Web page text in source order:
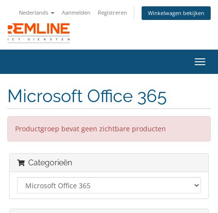
Nederlands Aanmelden Registreren Winkelwagen bekijken
in-/
Microsoft Office 365
Productgroep bevat geen zichtbare producten
Categorieën